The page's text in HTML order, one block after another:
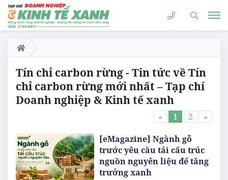
Tín chỉ carbon rừng - Tin tức về Tín
chỉ carbon rừng mới nhất – Tạp chí
Doanh nghiệp & Kinh tế xanh
« 1 2 »
[eMagazine] Ngành gỗ
trước yêu cầu tái cấu trúc
nguồn nguyên liệu để tăng
trưởng xanh